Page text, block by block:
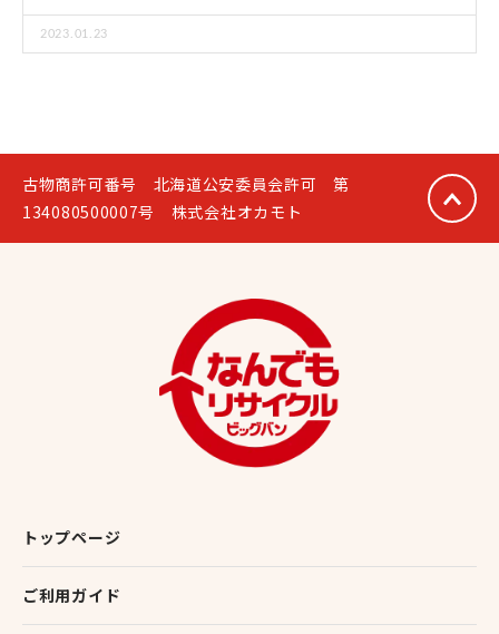
2023.01.23
古物商許可番号 北海道公安委員会許可 第
134080500007号 株式会社オカモト
トップページ
ご利用ガイド